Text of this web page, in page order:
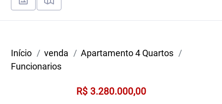
Início venda
Apartamento 4 Quartos
Funcionarios
R$ 3.280.000,00